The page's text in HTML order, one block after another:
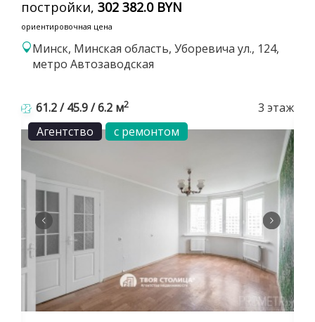
постройки, 302 382.0 BYN
ориентировочная цена
Минск, Минская область, Уборевича ул., 124,
метро Автозаводская
61.2 / 45.9 / 6.2 м2
3 этаж
Агентство
с ремонтом